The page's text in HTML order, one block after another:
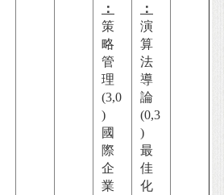
：
策
略
管
理
(3,0
)
國
際
企
業
：
演
算
法
導
論
(0,3
)
最
佳
化